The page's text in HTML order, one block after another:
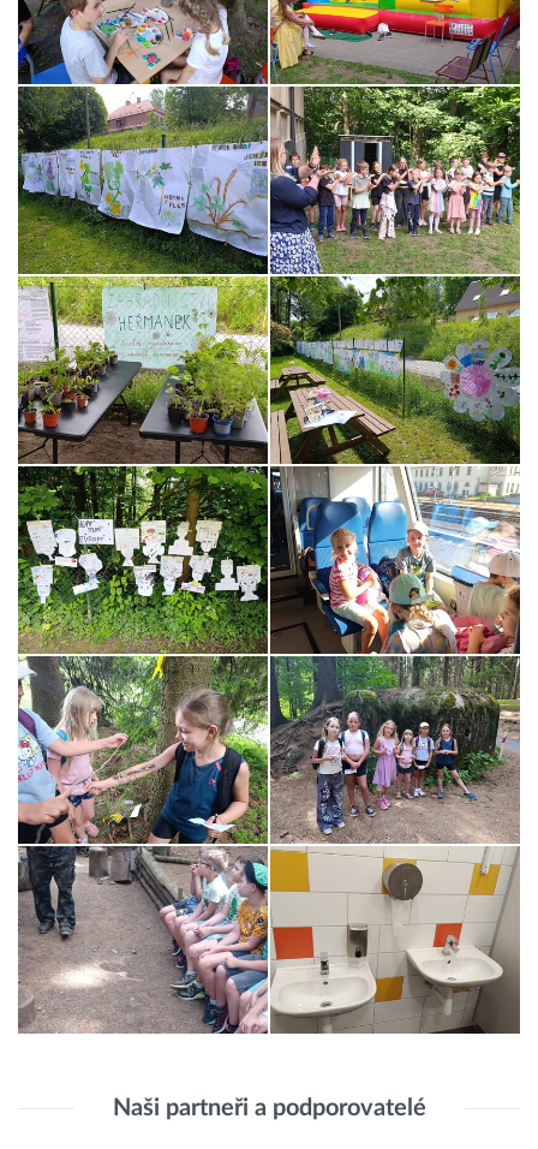
Naši partneři a podporovatelé